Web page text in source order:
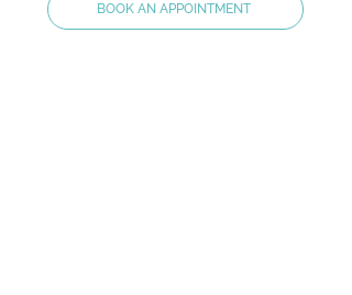
BOOK AN APPOINTMENT